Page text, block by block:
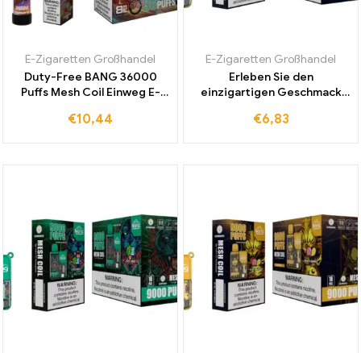
E-Zigaretten Großhandel
Duty-Free BANG 36000
Puffs Mesh Coil Einweg E-
jetzt direkt ab Werk für
€10,44
E-Zigaretten Großhandel
Erleben Sie den
einzigartigen Geschmack
Bang 9000 Puffs Aloe Grape
€6,83